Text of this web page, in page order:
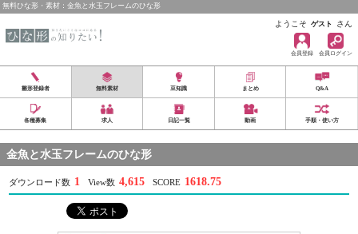
無料ひな形・素材：金魚と水玉フレームのひな形
ようこそ ゲスト さん
会員登録 会員ログイン
雛形登録者 無料素材 豆知識 まとめ Q&A
各種募集 求人 日記一覧 動画 手順・使い方
金魚と水玉フレームのひな形
ダウンロード数 1 View数 4,615 SCORE 1618.75